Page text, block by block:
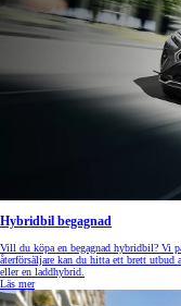
Hybridbil begagnad
Vill du köpa en begagnad hybridbil? Vi
återförsäljare kan du hitta ett brett utbud
eller en laddhybrid.
Läs mer